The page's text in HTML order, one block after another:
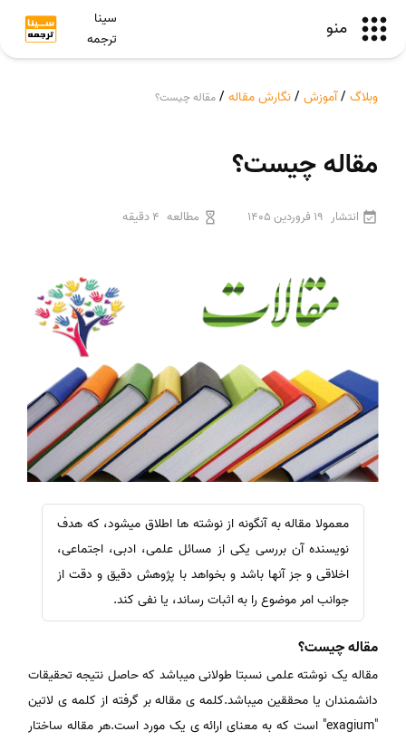
منو
سینا
ترجمه
وبلاگ /آموزش /نگارش مقاله / مقاله چیست؟
مقاله چیست؟
انتشار 19 فروردین 1405 مطالعه 4 دقیقه
معمولا مقاله به آنگونه از نوشته ها اطلاق میشود، که هدف
نویسنده آن بررسی یکی از مسائل علمی، ادبی، اجتماعی،
اخلاقی و جز آنها باشد و بخواهد با پژوهش دقیق و دقت از
جوانب امر موضوع را به اثبات رساند، یا نفی کند.
مقاله چیست؟
مقاله یک نوشته علمی نسبتا طولانی میباشد که حاصل نتیجه تحقیقات
دانشمندان یا محققین میباشد.کلمه ی مقاله بر گرفته از کلمه ی لاتین
"exagium" است که به معنای ارائه ی یک مورد است.هر مقاله ساختار